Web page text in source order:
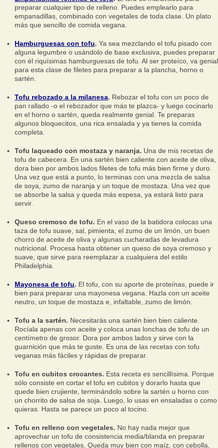
preparar cualquier tipo de relleno. Puedes emplearlo para
empanadillas, combinado con vegetales de toda clase. Un plato
más que sencillo de comida vegana.
Hamburguesas con tofu. Ya sea mezclando el tofu pisado con
alguna legumbre o usándolo de base exclusiva, puedes preparar
con él riquísimas hamburguesas de tofu. Al ser proteíco, va genial
para esta clase de filetes para preparar a la plancha, horno o
sartén.
Tofu rebozado a la milanesa. Rebozar el tofu con un poco de
pan rallado -o el rebozador que más te plazca- y luego cocinarlo
en el horno o sartén, queda realmente genial. Te preparas
algunos bloquecitos, una rica ensalada y ya tienes la comida
completa.
Tofu laqueado con mostaza y naranja. Una de mis recetas de
tofu de cabecera. En una sartén bien caliente con aceite de oliva,
dora bien por ambos lados filetes de tofu más bien firme y duro.
Una vez que está a punto, lo terminas con una mezcla de salsa
de soya, zumo de naranja y un toque de mostaza. Una vez que
se absorbe la salsa y queda más espesa, ya estará listo para
servir.
Queso cremoso de tofu. En el vaso de la batidora colocas una
taza de tofu suave, sal, pimienta, el zumo de un limón, un buen
chorro de aceite de oliva y algunas cucharadas de levadura
nutricional. Procesa hasta obtener un queso de soya cremoso y
suave, que sirve para reemplazar a cualquiera del estilo
Philadelphia.
Mayonesa de tofu. El tofu, con su aporte de proteínas, puede ir
bien para preparar una mayonesa vegana. Hazla con un aceite
neutro, un toque de mostaza e, infaltable, zumo de limón.
Tofu a la sartén. Necesitarás una sartén bien bien caliente.
Rocíala apenas con aceite y coloca unas lonchas de tofu de un
centímetro de grosor. Dora por ambos lados y sirve con la
guarnición que más te guste. Es una de las recetas con tofu
veganas más fáciles y rápidas de preparar.
Tofu en cubitos crocantes. Esta receta es sencillísima. Porque
sólo consiste en cortar el tofu en cubitos y dorarlo hasta que
quede bien crujiente, terminándolo sobre la sartén u horno con
un chorrito de salsa de soja. Luego, lo usas en ensaladas o como
quieras. Hasta se parece un poco al tocino.
Tofu en relleno con vegetales. No hay nada mejor que
aprovechar un tofu de consistencia media/blanda en preparar
rellenos con vegetales. Queda muy bien con maíz, con cebolla,